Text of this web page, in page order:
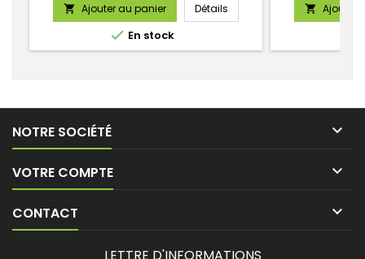
 Ajouter au panier Détails
 En stock
 Ajouter
NOTRE SOCIÉTÉ 
VOTRE COMPTE 
CONTACT 
LETTRE D'INFORMATIONS